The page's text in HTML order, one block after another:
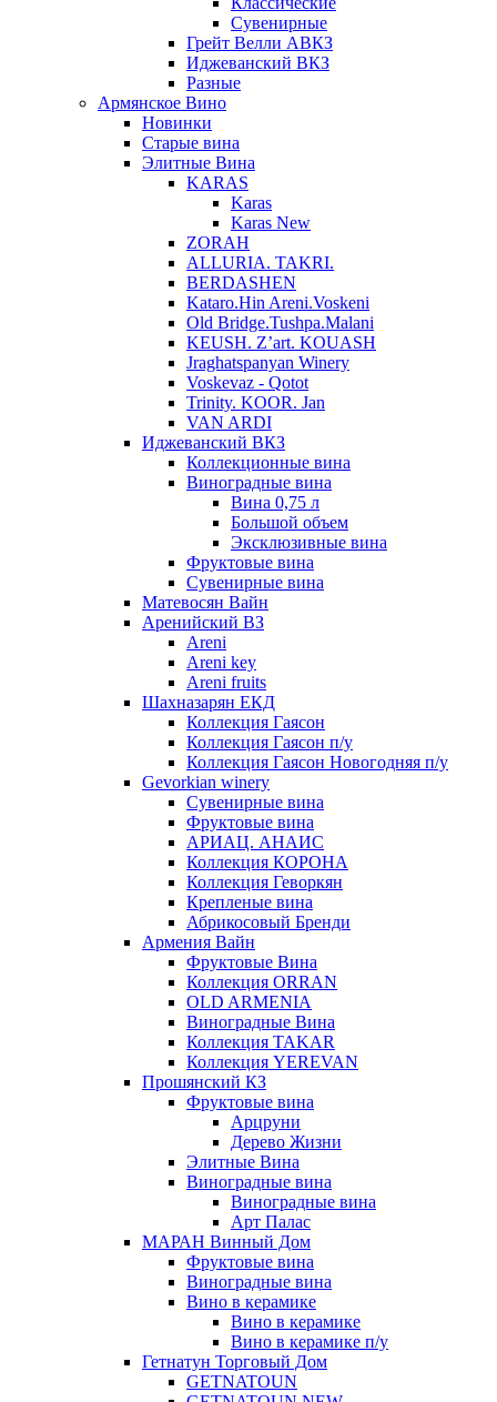
Сувенирные
Грейт Велли АВКЗ
Иджеванский ВКЗ
Разные
Армянское Вино
Новинки
Старые вина
Элитные Вина
KARAS
Karas
Karas New
ZORAH
ALLURIA. TAKRI.
BERDASHEN
Kataro.Hin Areni.Voskeni
Old Bridge.Tushpa.Malani
KEUSH. Z’art. KOUASH
Jraghatspanyan Winery
Voskevaz - Qotot
Trinity. KOOR. Jan
VAN ARDI
Иджеванский ВКЗ
Коллекционные вина
Виноградные вина
Вина 0,75 л
Большой объем
Эксклюзивные вина
Фруктовые вина
Cувенирные вина
Матевосян Вайн
Аренийский ВЗ
Areni
Areni key
Areni fruits
Шахназарян ЕКД
Коллекция Гаясон
Коллекция Гаясон п/у
Коллекция Гаясон Новогодняя п/у
Gevorkian winery
Сувенирные вина
Фруктовые вина
АРИАЦ. АНАИС
Коллекция КОРОНА
Коллекция Геворкян
Крепленые вина
Абрикосовый Бренди
Армения Вайн
Фруктовые Вина
Коллекция ORRAN
OLD ARMENIA
Виноградные Вина
Коллекция TAKAR
Коллекция YEREVAN
Прошянский КЗ
Фруктовые вина
Арцруни
Дерево Жизни
Элитные Вина
Виноградные вина
Виноградные вина
Арт Палас
МАРАН Винный Дом
Фруктовые вина
Виноградные вина
Вино в керамике
Вино в керамике
Вино в керамике п/у
Гетнатун Торговый Дом
GETNATOUN